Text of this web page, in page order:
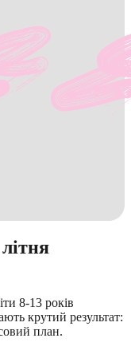
8-13 років
крутий результат:
план.